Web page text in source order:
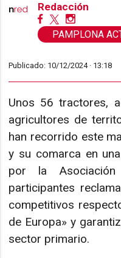
Redacción
PAMPLONA
Publicado: 10/12/2024 · 13:18
Unos 56 tractores,
agricultores de
han recorrido este
y su comarca en
por la
participantes
competitivos
de Europa» y
sector primario.